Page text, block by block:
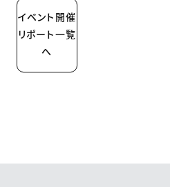
イベント開催
リポート一覧
へ